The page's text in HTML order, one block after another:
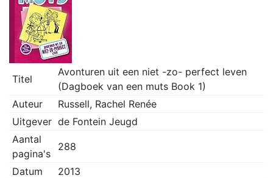
Titel
Avonturen uit een niet -zo- perfect leven
(Dagboek van een muts Book 1)
Auteur
Russell, Rachel Renée
Uitgever de Fontein Jeugd
Aantal
pagina's
288
Datum
2013